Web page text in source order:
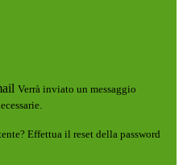
Verrà inviato un messaggio
Effettua il reset della password